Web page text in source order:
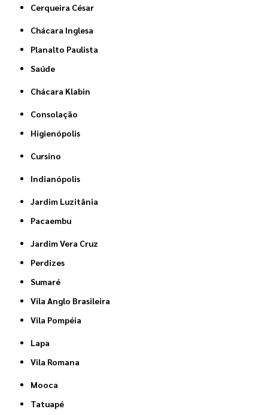
Cerqueira César
Chácara Inglesa
Planalto Paulista
Saúde
Chácara Klabin
Consolação
Higienópolis
Cursino
Indianópolis
Jardim Luzitânia
Pacaembu
Jardim Vera Cruz
Perdizes
Sumaré
Vila Anglo Brasileira
Vila Pompéia
Lapa
Vila Romana
Mooca
Tatuapé